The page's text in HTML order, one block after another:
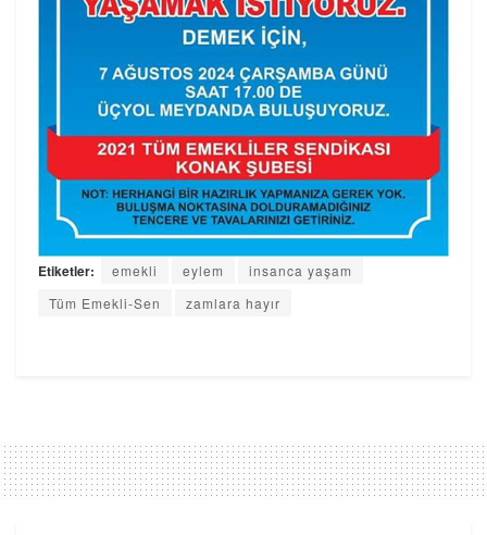
Etiketler: emekli eylem
insanca yaşam
Tüm Emekli-Sen
zamlara hayır